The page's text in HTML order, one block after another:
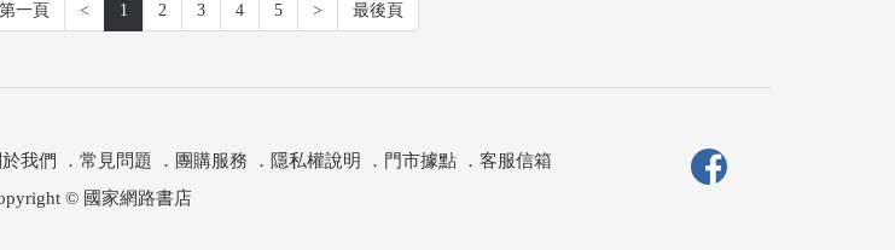
第一頁 < 1 2 3 4 5 > 最後頁
我們 ． 常見問題 ． 團購服務 ． 隱私權說明 ． 門市據點． 客服信箱
© 國家網路書店